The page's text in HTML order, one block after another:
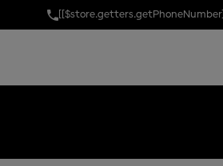
[[$store.getters.getPhoneNumber]]